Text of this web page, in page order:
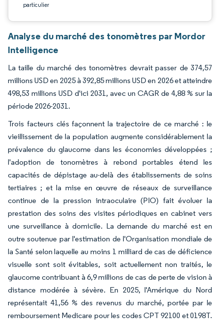
particulier
Analyse du marché des tonomètres par Mordor
Intelligence
La taille du marché des tonomètres devrait passer de 374,57
millions USD en 2025 à 392,85 millions USD en 2026 et atteindre
498,53 millions USD d'ici 2031, avec un CAGR de 4,88 % sur la
période 2026-2031.
Trois facteurs clés façonnent la trajectoire de ce marché : le
vieillissement de la population augmente considérablement la
prévalence du glaucome dans les économies développées ;
l'adoption de tonomètres à rebond portables étend les
capacités de dépistage au-delà des établissements de soins
tertiaires ; et la mise en œuvre de réseaux de surveillance
continue de la pression intraoculaire (PIO) fait évoluer la
prestation des soins des visites périodiques en cabinet vers
une surveillance à domicile. La demande du marché est en
outre soutenue par l'estimation de l'Organisation mondiale de
la Santé selon laquelle au moins 1 milliard de cas de déficience
visuelle sont soit évitables, soit actuellement non traités, le
glaucome contribuant à 6,9 millions de cas de perte de vision à
distance modérée à sévère. En 2025, l'Amérique du Nord
représentait 41,56 % des revenus du marché, portée par le
remboursement Medicare pour les codes CPT 92100 et 0198T.